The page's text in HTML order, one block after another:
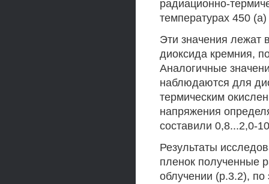
радиационно-
температурах 450
Эти значения лежат
диоксида кремния,
Аналогичные
наблюдаются для
термическим
напряжения
составили 0,8...2,0-
Результаты
пленок полученные
облучении (р.3.2),